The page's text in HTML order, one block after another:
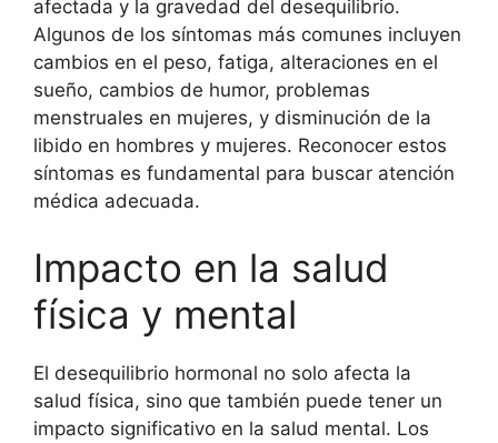
afectada y la gravedad del desequilibrio.
Algunos de los síntomas más comunes incluyen
cambios en el peso, fatiga, alteraciones en el
sueño, cambios de humor, problemas
menstruales en mujeres, y disminución de la
libido en hombres y mujeres. Reconocer estos
síntomas es fundamental para buscar atención
médica adecuada.
Impacto en la salud
física y mental
El desequilibrio hormonal no solo afecta la
salud física, sino que también puede tener un
impacto significativo en la salud mental. Los